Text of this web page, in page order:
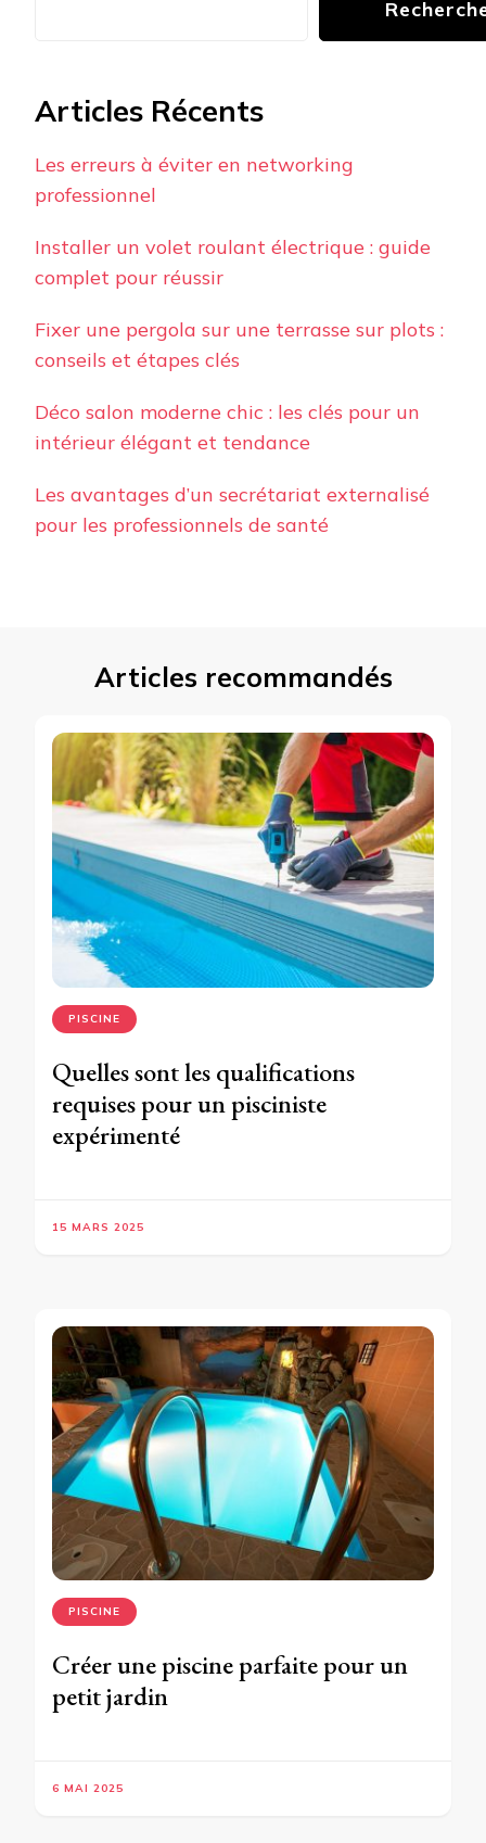
Articles Récents
Les erreurs à éviter en networking
professionnel
Installer un volet roulant électrique : guide
complet pour réussir
Fixer une pergola sur une terrasse sur plots :
conseils et étapes clés
Déco salon moderne chic : les clés pour un
intérieur élégant et tendance
Les avantages d’un secrétariat externalisé
pour les professionnels de santé
Articles recommandés
PISCINE
Quelles sont les qualifications
requises pour un pisciniste
expérimenté
15 MARS 2025
PISCINE
Créer une piscine parfaite pour un
petit jardin
6 MAI 2025